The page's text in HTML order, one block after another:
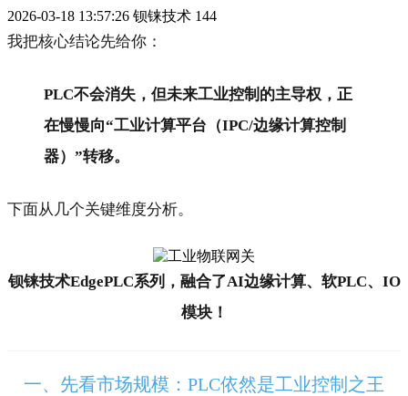
2026-03-18 13:57:26 钡铼技术 144
我把核心结论先给你：
PLC不会消失，但未来工业控制的主导权，正
在慢慢向“工业计算平台（IPC/边缘计算控制
器）”转移。
下面从几个关键维度分析。
钡铼技术EdgePLC系列，融合了AI边缘计算、软PLC、IO
模块！
一、先看市场规模：PLC依然是工业控制之王